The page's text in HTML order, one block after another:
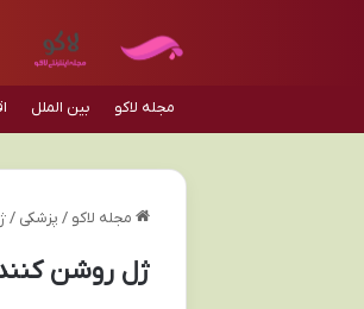
مجله لاکو بین الملل
مجله لاکو / پزشکی /
ژل روشن